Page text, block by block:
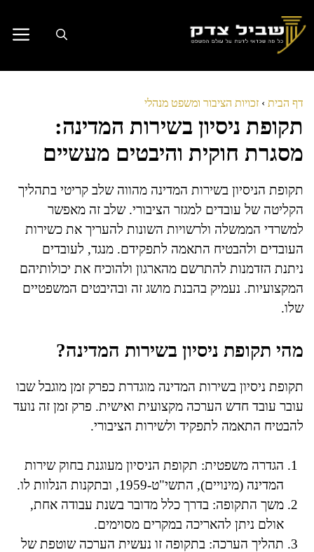
לתוכן
דף הבית › זכויות הציבור ומשפט מנהלי
תקופת ניסיון בשירות המדינה:
מסגרת חוקית והיבטים מעשיים
תקופת הניסיון בשירות המדינה מהווה שלב קריטי בתהליך
הקליטה של עובדים למגזר הציבורי. שלב זה מאפשר
למשרדי הממשלה ולרשויות השונות להעריך את כשירות
העובדים ולהבטיח התאמה לתפקידם. מנגד, לעובדים
ניתנת הזדמנות להתרשם מהארגון ולהוכיח את יכולותיהם
המקצועיות. נעמיק בהבנת מושג זה ובהיבטים המשפטיים
שלו.
מהי תקופת ניסיון בשירות המדינה?
תקופת ניסיון בשירות המדינה מוגדרת כפרק זמן מוגבל שבו
עובר עובד חדש הערכה מקצועית ואישית. פרק זמן זה נועד
להבטיח התאמה לתפקיד ולשירות הציבורי.
הגדרה משפטית: תקופת הניסיון מעוגנת בחוק שירות
המדינה (מינויים), התשי"ט-1959, ובתקנות הנלוות לו.
משך התקופה: בדרך כלל מדובר בשנת עבודה אחת,
אולם ניתן להאריכה במקרים מסוימים.
תהליך הערכה: בתקופה זו נעשית הערכה שוטפת של